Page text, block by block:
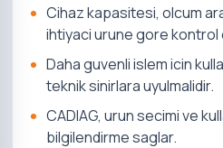
Cihaz kapasitesi, olcum
ihtiyaci urune gore kontrol
Daha guvenli islem icin
teknik sinirlara uyulmalidir.
CADIAG, urun secimi ve
bilgilendirme saglar.